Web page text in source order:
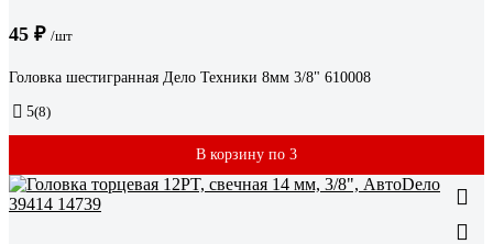
45 ₽ /шт
Головка шестигранная Дело Техники 8мм 3/8" 610008
5(8)
В корзину по 3